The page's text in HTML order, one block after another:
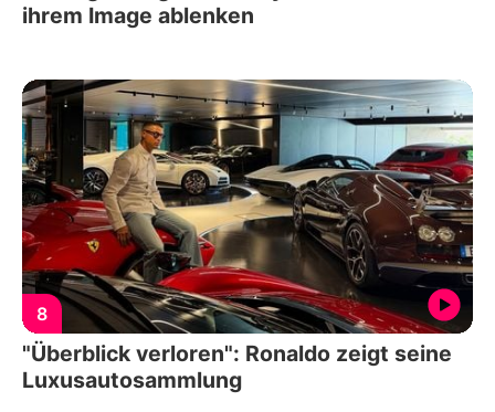
ihrem Image ablenken
8
"Überblick verloren": Ronaldo zeigt seine
Luxusautosammlung